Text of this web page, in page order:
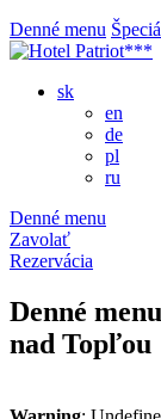
Denné menu
sk
en
de
pl
ru
Denné menu
Zavolať
Rezervácia
Denné
nad Topľou